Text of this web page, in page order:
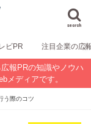
search
ビPR 注目企業の広
報PRの知識やノウハ
メディアです。
う際のコツ